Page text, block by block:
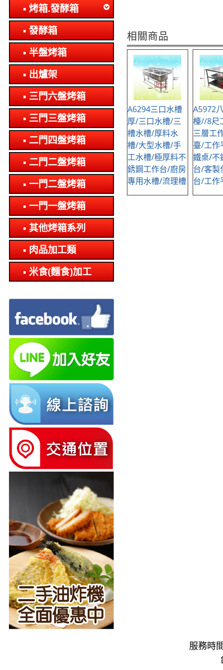
烤箱.發酵箱
發酵箱
半盤烤箱
出爐架
三門六盤烤箱
三門三盤烤箱
二門四盤烤箱
二門二盤烤箱
一門二盤烤箱
一門一盤烤箱
其他烤箱系列
肉品加工類
米食(麵食)加工
相關商品
A6294三口水槽
厚/三口水槽/三
槽水槽/厚料水
槽/大型水槽/手
工水槽/極厚料不
銹鋼工作台/廚房
專用水槽/流理槽
A5972
檯//8尺
三層工
臺/工作
鐵桌/不
台/客製
台/工作
服務時